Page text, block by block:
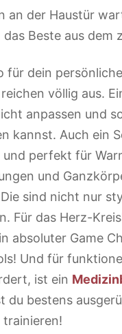
an der Haustür
Beste aus dem
für dein
völlig aus.
anpassen und
kannst. Auch ein
perfekt für
und
sind nicht nur
Für das Herz-
absoluter Game
Und für
ist ein
du bestens
trainieren!